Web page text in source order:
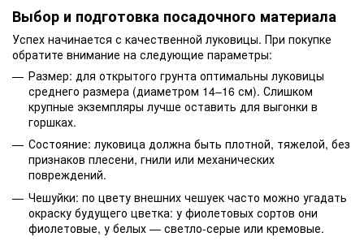
Выбор и подготовка посадочного материала
Успех начинается с качественной луковицы. При покупке
обратите внимание на следующие параметры:
Размер: для открытого грунта оптимальны луковицы
среднего размера (диаметром 14–16 см). Слишком
крупные экземпляры лучше оставить для выгонки в
горшках.
Состояние: луковица должна быть плотной, тяжелой, без
признаков плесени, гнили или механических
повреждений.
Чешуйки: по цвету внешних чешуек часто можно угадать
окраску будущего цветка: у фиолетовых сортов они
фиолетовые, у белых — светло-серые или кремовые.